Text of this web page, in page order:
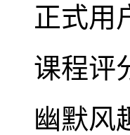
正式用
课程评
幽默风